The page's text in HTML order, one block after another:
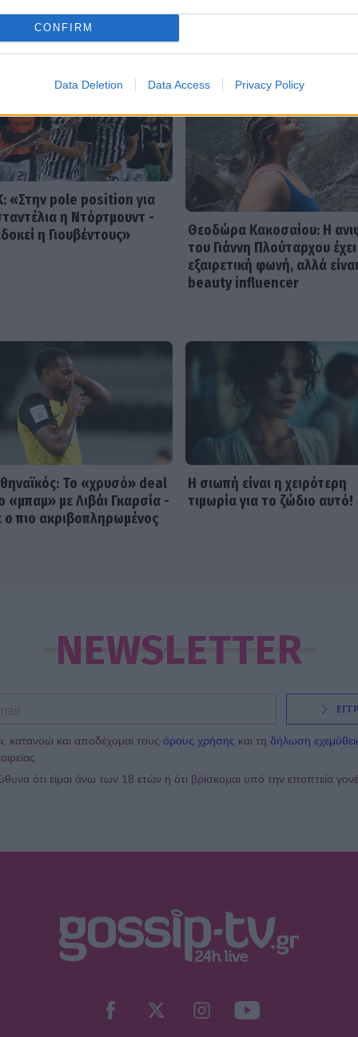
CONFIRM
Data Deletion Data Access Privacy Policy
«Στην pole position για
η Ντόρτμουντ -
η Γιουβέντους»
Θεοδώρα Κακοσαίου: Η
του Γιάννη Πλούταρχου έχει
εξαιρετική φωνή, αλλά είναι
beauty influencer
Το «χρυσό» deal
«μπαμ» με Λιβάι Γκαρσία -
ο πιο ακριβοπληρωμένος
Η σιωπή είναι η χειρότερη
τιμωρία για το ζώδιο αυτό!
NEWSLETTER
κατανοώ και αποδέχομαι τους όρους χρήσης και τη δήλωση
ότι είμαι άνω των 18 ετών ή ότι βρίσκομαι υπό την εποπτεία